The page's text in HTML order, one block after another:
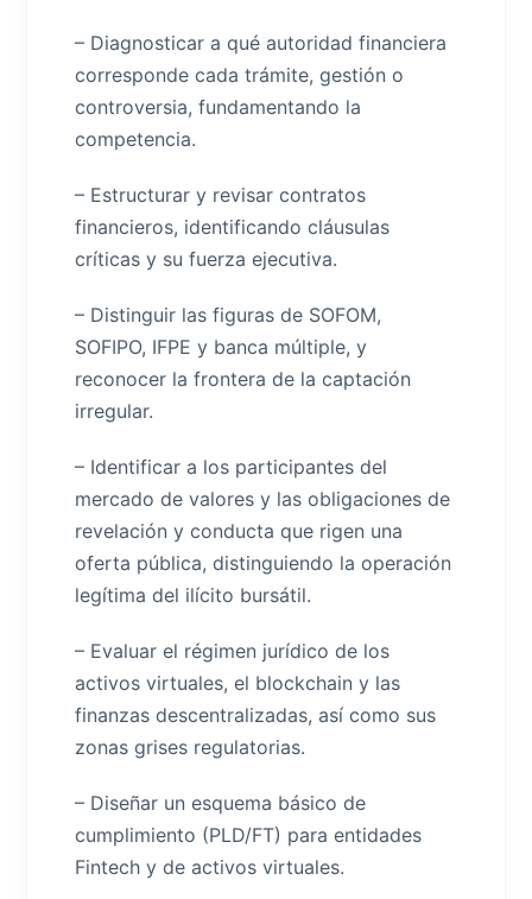
– Diagnosticar a qué autoridad financiera
corresponde cada trámite, gestión o
controversia, fundamentando la
competencia.
– Estructurar y revisar contratos
financieros, identificando cláusulas
críticas y su fuerza ejecutiva.
– Distinguir las figuras de SOFOM,
SOFIPO, IFPE y banca múltiple, y
reconocer la frontera de la captación
irregular.
– Identificar a los participantes del
mercado de valores y las obligaciones de
revelación y conducta que rigen una
oferta pública, distinguiendo la operación
legítima del ilícito bursátil.
– Evaluar el régimen jurídico de los
activos virtuales, el blockchain y las
finanzas descentralizadas, así como sus
zonas grises regulatorias.
– Diseñar un esquema básico de
cumplimiento (PLD/FT) para entidades
Fintech y de activos virtuales.